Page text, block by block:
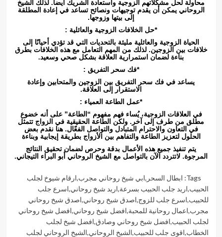
محاولة لحل مشكلاتهم الزوجية واستعادة الشريك ايضا. لذلك الشيخ
الروحاني يمكن أن يقدم توجيهات ونصائح تساعد في إعادة المطلقة
إلى بيتها وزوجها.
*حل الخلافات الزوجية والعائلية :
الحياة الزوجية والعائلية مليئة بالتحديات التي قد تؤدي أحيانًا إلى
خلافات بين الزوجين. لذلك من المهم التعامل مع هذه الخلافات بطرق
بناءة لضمان استمرارية العلاقة بشكل صحي وسعيد.
*فك سحر التفريق :
يساعد في فك سحر التفريق بين الزوجين والمتحابين وإعادة
الاستقرار إلى العلاقة.
*عمل الطاعة العمياء :
في العلاقات الزوجية، يُساء فهم مفهوم “الطاعة” على أنه خضوع
مطلق من طرف إلى آخر. ولكن الطاعة الحقيقية في الزواج تتمثل
في التعاون والاحترام المتبادل والتواصل الفعّال. هنا نقدم بعض
الحلول لتعزيز الطاعة والتفاهم بين الأزواج بطريقة إيجابية وبناءة
يتم تنفيذ جميع هذه الأعمال بدقة وحرص لضمان تحقيق النتائج
المرجوة. لاتتردد الآن بالتواصل مع الشيخ الروحاني أبو البراء التيجاني.
Tags: ابطال السحر ,ابي شيخ روحاني مجرب,ارقام شيوخ لجلب
الحبيب,اريد جلب الحبيب بسرعة,اريد شيخ روحاني,اسرع جلب
للحبيب,اسرع جلب للزوج,اصدق شيخ روحاني,اصدق شيخ روحاني
مجرب,اعمال روحانية للمحبة,افضل شيخ روحاني,افضل شيخ روحاني
لجلب الحبيب,افضل شيخ روحاني وصادق,افضل شيخ لجلب
الخطاب,اقوى جلب للحبيب,الشيخ الروحاني,الشيخ الروحاني لجلب